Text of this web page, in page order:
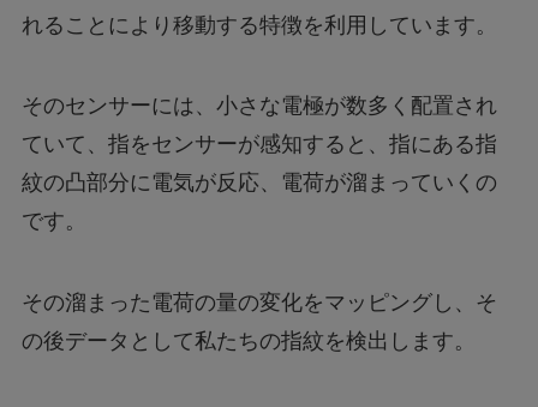
れることにより移動する特徴を利用しています。
そのセンサーには、小さな電極が数多く配置され
ていて、指をセンサーが感知すると、指にある指
紋の凸部分に電気が反応、電荷が溜まっていくの
です。
その溜まった電荷の量の変化をマッピングし、そ
の後データとして私たちの指紋を検出します。